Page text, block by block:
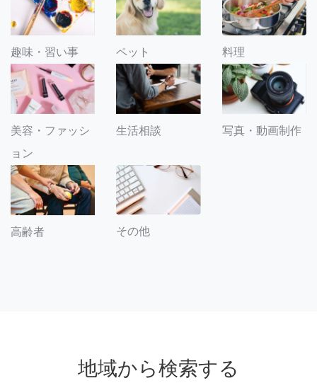
趣味・習い事 ペット 料理
美容・ファッシ
ョン
生活相談 写真・動画制作
高齢者 その他
地域から検索する